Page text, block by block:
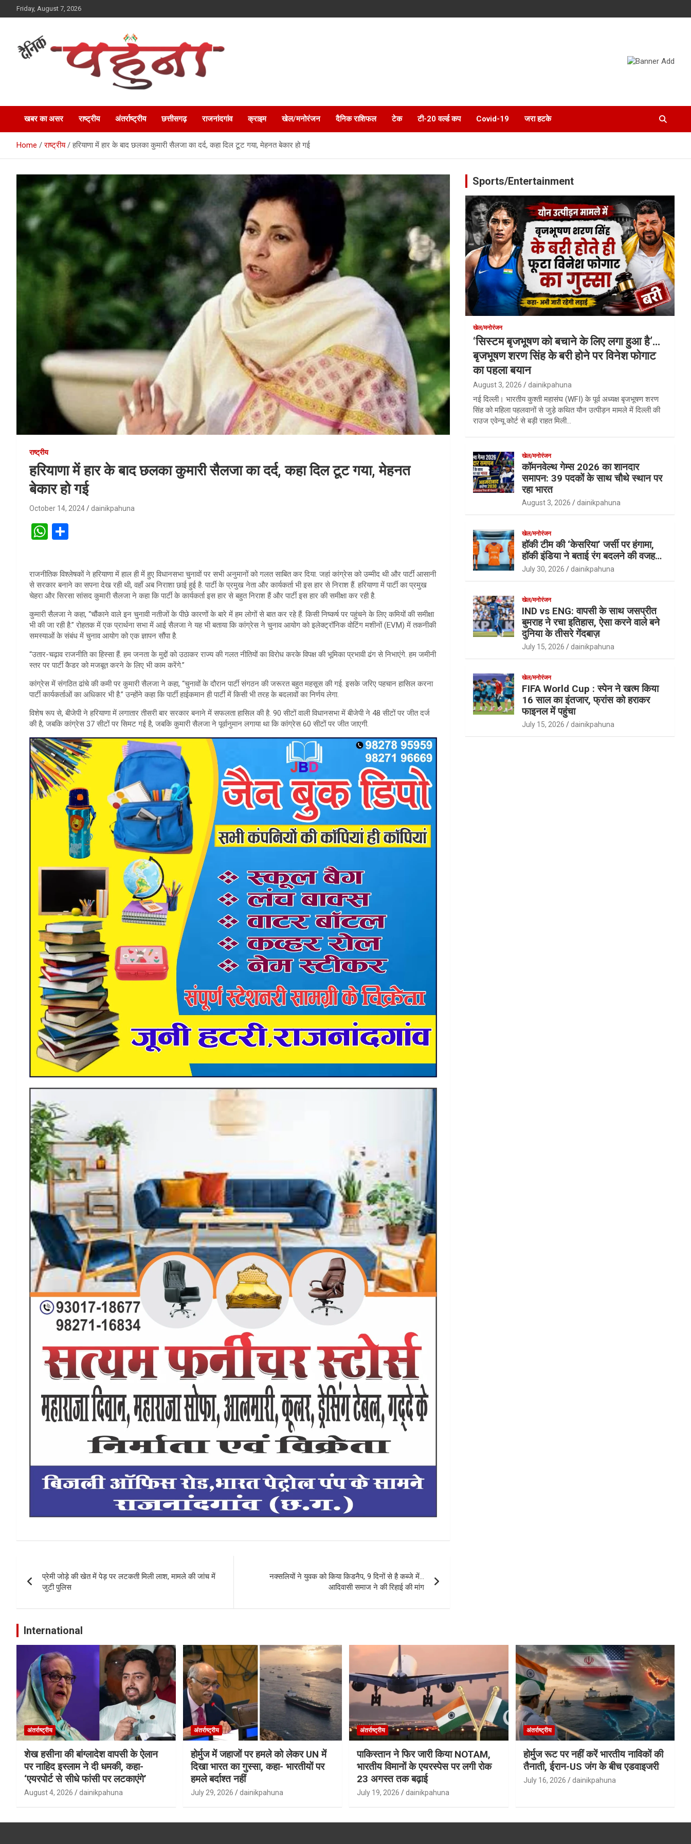
to
Friday, August 7, 2026
Dainik Pahuna
खबर का असर राष्ट्रीय अंतर्राष्ट्रीय छत्तीसगढ़ राजनांदगांव क्राइम खेल/मनोरंजन दैनिक राशिफल टेक टी-20 वर्ल्ड कप Covid-19 जरा हटके
Home राष्ट्रीय हरियाणा में हार के बाद छलका कुमारी सैलजा का दर्द, कहा दिल टूट गया, मेहनत बेकार हो गई
राष्ट्रीय
हरियाणा में हार के बाद छलका कुमारी सैलजा का दर्द, कहा दिल टूट गया, मेहनत
बेकार हो गई
October 14, 2024 dainikpahuna
W
s
A
p
p
ar
e
राजनीतिक विश्लेषकों ने हरियाणा में हाल ही में हुए विधानसभा चुनावों पर सभी अनुमानों को गलत साबित कर दिया. जहां कांग्रेस को उम्मीद थी और पार्टी आसानी
से सरकार बनाने का सपना देख रही थी, वहाँ अब निराशा छाई हुई है. पार्टी के प्रमुख नेता और कार्यकर्ता भी इस हार से निराश हैं. हरियाणा में पार्टी का प्रमुख
चेहरा और सिरसा सांसद कुमारी सैलजा ने कहा कि पार्टी के कार्यकर्ता इस हार से बहुत निराश हैं और पार्टी इस हार की समीक्षा कर रही है.
कुमारी सैलजा ने कहा, “चौंकाने वाले इन चुनावी नतीजों के पीछे कारणों के बारे में हम लोगों से बात कर रहे हैं. किसी निष्कर्ष पर पहुंचने के लिए कमियों की समीक्षा
भी की जा रही है.” रोहतक में एक प्रार्थना सभा में आई सैलजा ने यह भी बताया कि कांग्रेस ने चुनाव आयोग को इलेक्ट्रॉनिक वोटिंग मशीनों (EVM) में तकनीकी
समस्याओं के संबंध में चुनाव आयोग को एक ज्ञापन सौंपा है.
“उतार-चढ़ाव राजनीति का हिस्सा हैं. हम जनता के मुद्दों को उठाकर राज्य की गलत नीतियों का विरोध करके विपक्ष की भूमिका प्रभावी ढंग से निभाएंगे. हम जमीनी
स्तर पर पार्टी कैडर को मजबूत करने के लिए भी काम करेंगे.”
कांग्रेस में संगठित ढांचे की कमी पर कुमारी सैलजा ने कहा, “चुनावों के दौरान पार्टी संगठन की जरूरत बहुत महसूस की गई. इसके जरिए पहचान हासिल करना
पार्टी कार्यकर्ताओं का अधिकार भी है.” उन्होंने कहा कि पार्टी हाईकमान ही पार्टी में किसी भी तरह के बदलावों का निर्णय लेगा.
विशेष रूप से, बीजेपी ने हरियाणा में लगातार तीसरी बार सरकार बनाने में सफलता हासिल की है. 90 सीटों वाली विधानसभा में बीजेपी ने 48 सीटों पर जीत दर्ज
की है, जबकि कांग्रेस 37 सीटों पर सिमट गई है, जबकि कुमारी सैलजा ने पूर्वानुमान लगाया था कि कांग्रेस 60 सीटों पर जीत जाएगी.
navigation
प्रेमी जोड़े की खेत में पेड़ पर लटकती मिली लाश, मामले की जांच में
जुटी पुलिस
नक्सलियों ने युवक को किया किडनैप, 9 दिनों से है कब्जे में…
आदिवासी समाज ने की रिहाई की मांग
Sports/Entertainment
खेल/मनोरंजन
‘सिस्टम बृजभूषण को बचाने के लिए लगा हुआ है’…
बृजभूषण शरण सिंह के बरी होने पर विनेश फोगाट
का पहला बयान
August 3, 2026 dainikpahuna
नई दिल्ली। भारतीय कुश्ती महासंघ (WFI) के पूर्व अध्यक्ष बृजभूषण शरण
सिंह को महिला पहलवानों से जुड़े कथित यौन उत्पीड़न मामले में दिल्ली की
राउज एवेन्यू कोर्ट से बड़ी राहत मिली…
खेल/मनोरंजन
कॉमनवेल्थ गेम्स 2026 का शानदार
समापन: 39 पदकों के साथ चौथे स्थान पर
रहा भारत
August 3, 2026 dainikpahuna
खेल/मनोरंजन
हॉकी टीम की ‘केसरिया’ जर्सी पर हंगामा,
हॉकी इंडिया ने बताई रंग बदलने की वजह…
July 30, 2026 dainikpahuna
खेल/मनोरंजन
IND vs ENG: वापसी के साथ जसप्रीत
बुमराह ने रचा इतिहास, ऐसा करने वाले बने
दुनिया के तीसरे गेंदबाज़
July 15, 2026 dainikpahuna
खेल/मनोरंजन
FIFA World Cup : स्पेन ने खत्म किया
16 साल का इंतजार, फ्रांस को हराकर
फाइनल में पहुंचा
July 15, 2026 dainikpahuna
International
अंतर्राष्ट्रीय
शेख हसीना की बांग्लादेश वापसी के ऐलान
पर नाहिद इस्लाम ने दी धमकी, कहा-
‘एयरपोर्ट से सीधे फांसी पर लटकाएंगे’
August 4, 2026 dainikpahuna
अंतर्राष्ट्रीय
होर्मुज में जहाजों पर हमले को लेकर UN में
दिखा भारत का गुस्सा, कहा- भारतीयों पर
हमले बर्दाश्त नहीं
July 29, 2026 dainikpahuna
अंतर्राष्ट्रीय
पाकिस्तान ने फिर जारी किया NOTAM,
भारतीय विमानों के एयरस्पेस पर लगी रोक
23 अगस्त तक बढ़ाई
July 19, 2026 dainikpahuna
अंतर्राष्ट्रीय
होर्मुज रूट पर नहीं करें भारतीय नाविकों की
तैनाती, ईरान-US जंग के बीच एडवाइजरी
July 16, 2026 dainikpahuna